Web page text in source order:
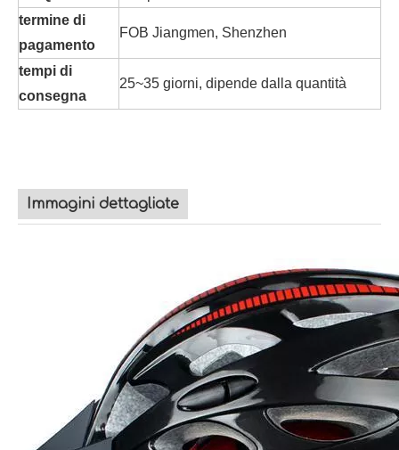
termine di
pagamento
FOB Jiangmen, Shenzhen
tempi di
consegna
25~35 giorni, dipende dalla quantità
Immagini dettagliate